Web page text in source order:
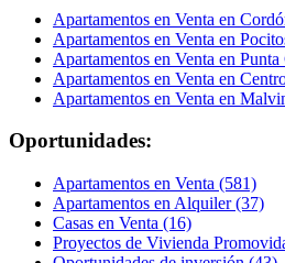
Apartamentos en Venta en
Apartamentos en Venta en
Apartamentos en Venta en Punta
Apartamentos en Venta en
Apartamentos en Venta en
Oportunidades:
Apartamentos en Venta (581)
Apartamentos en Alquiler (37)
Casas en Venta (16)
Proyectos de Vivienda